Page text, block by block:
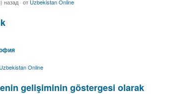
назад · от Uzbekistan Online
Uzbekistan Online
gelişiminin göstergesi olarak